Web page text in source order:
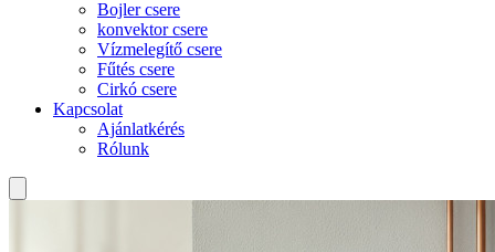
Bojler csere
konvektor csere
Vízmelegítő csere
Fűtés csere
Cirkó csere
Kapcsolat
Ajánlatkérés
Rólunk